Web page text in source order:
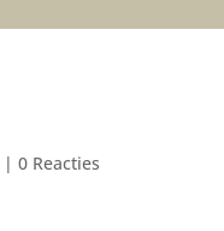
|0 Reacties